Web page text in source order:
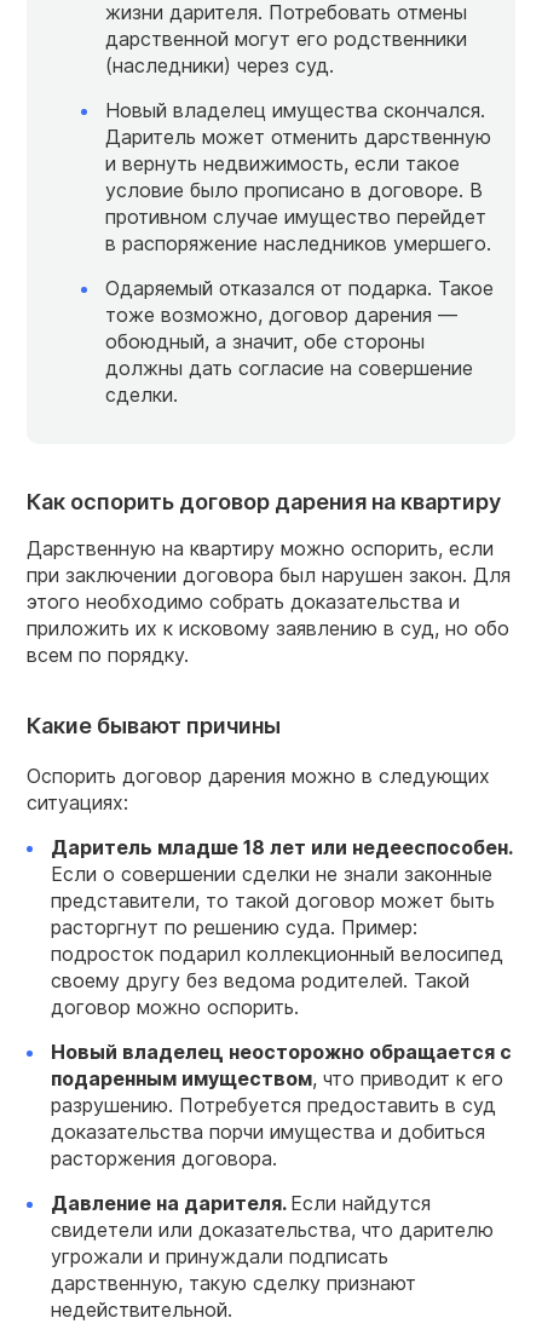
жизни дарителя. Потребовать отмены
дарственной могут его родственники
(наследники) через суд.
Новый владелец имущества скончался.
Даритель может отменить дарственную
и вернуть недвижимость, если такое
условие было прописано в договоре. В
противном случае имущество перейдет
в распоряжение наследников умершего.
Одаряемый отказался от подарка. Такое
тоже возможно, договор дарения —
обоюдный, а значит, обе стороны
должны дать согласие на совершение
сделки.
Как оспорить договор дарения на квартиру
Дарственную на квартиру можно оспорить, если
при заключении договора был нарушен закон. Для
этого необходимо собрать доказательства и
приложить их к исковому заявлению в суд, но обо
всем по порядку.
Какие бывают причины
Оспорить договор дарения можно в следующих
ситуациях:
Даритель младше 18 лет или недееспособен.
Если о совершении сделки не знали законные
представители, то такой договор может быть
расторгнут по решению суда. Пример:
подросток подарил коллекционный велосипед
своему другу без ведома родителей. Такой
договор можно оспорить.
Новый владелец неосторожно обращается с
подаренным имуществом, что приводит к его
разрушению. Потребуется предоставить в суд
доказательства порчи имущества и добиться
расторжения договора.
Давление на дарителя. Если найдутся
свидетели или доказательства, что дарителю
угрожали и принуждали подписать
дарственную, такую сделку признают
недействительной.